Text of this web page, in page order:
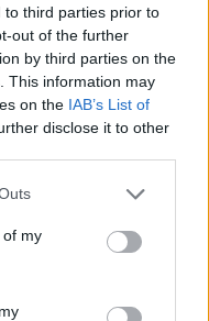
to third parties prior to
out of the further
by third parties on the
This information may
on the IAB’s List of
disclose it to other
of my
– így
CFR,